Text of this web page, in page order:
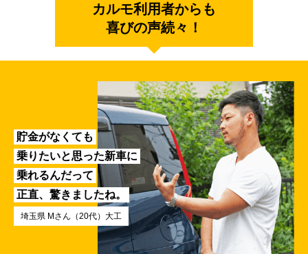
カルモ利用者からも
喜びの声続々！
貯金がなくても
乗りたいと思った新車に
乗れるんだって
正直、驚きましたね。
埼玉県 Mさん（20代）大工